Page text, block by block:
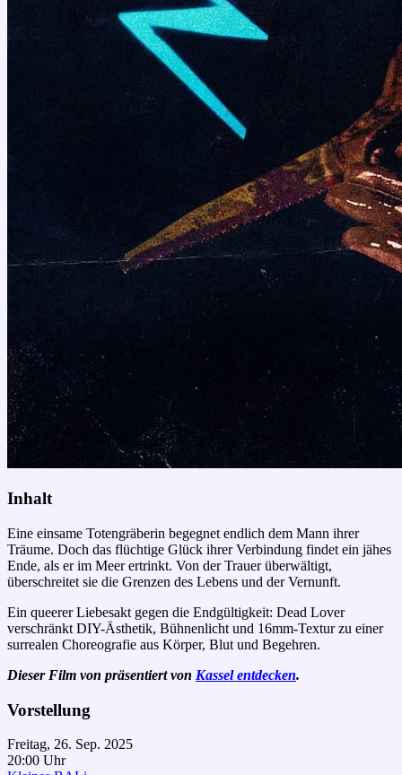
Inhalt
Eine einsame Totengräberin begegnet endlich dem Mann ihrer
Träume. Doch das flüchtige Glück ihrer Verbindung findet ein jähes
Ende, als er im Meer ertrinkt. Von der Trauer überwältigt,
überschreitet sie die Grenzen des Lebens und der Vernunft.
Ein queerer Liebesakt gegen die Endgültigkeit: Dead Lover
verschränkt DIY-Ästhetik, Bühnenlicht und 16mm-Textur zu einer
surrealen Choreografie aus Körper, Blut und Begehren.
Dieser Film von präsentiert von Kassel entdecken.
Vorstellung
Freitag, 26. Sep. 2025
20:00 Uhr